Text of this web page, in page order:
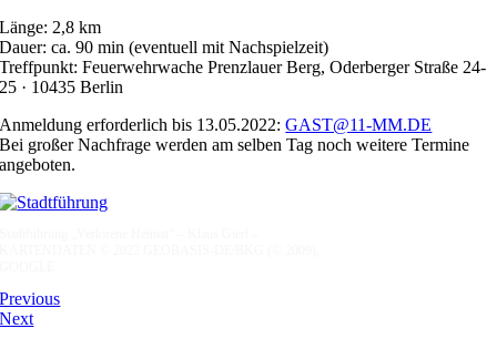
Länge: 2,8 km
Dauer: ca. 90 min (eventuell mit Nachspielzeit)
Treffpunkt:Feuerwehrwache Prenzlauer Berg, Oderberger Straße 24-
25 · 10435 Berlin
Anmeldung erforderlich bis 13.05.2022:GAST@11-MM.DE
Bei großer Nachfrage werden am selben Tag noch weitere Termine
angeboten.
Previous
Next